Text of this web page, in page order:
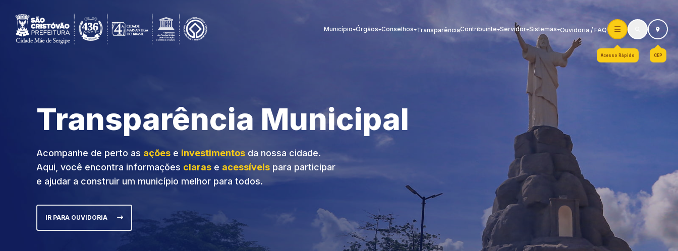
Município Órgãos Conselhos TransparênciaContribuinte Servidor Sistemas Ouvidoria / FAQ
Acesso Rápido CEP
Transparência Municipal
Acompanhe de perto as ações e investimentos da nossa cidade.
Aqui, você encontra informações claras e acessíveis para participar
e ajudar a construir um município melhor para todos.
IR PARA OUVIDORIA